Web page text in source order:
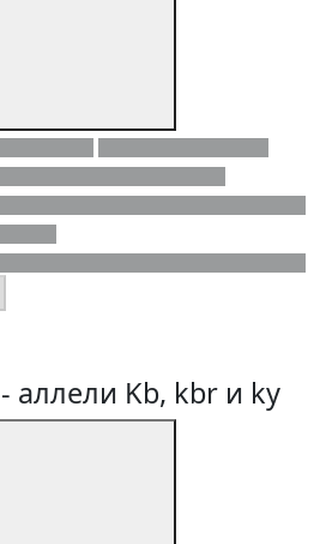
аллели Kb, kbr и ky